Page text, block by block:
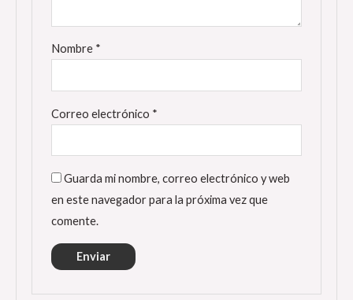
Nombre *
Correo electrónico *
Guarda mi nombre, correo electrónico y web
en este navegador para la próxima vez que
comente.